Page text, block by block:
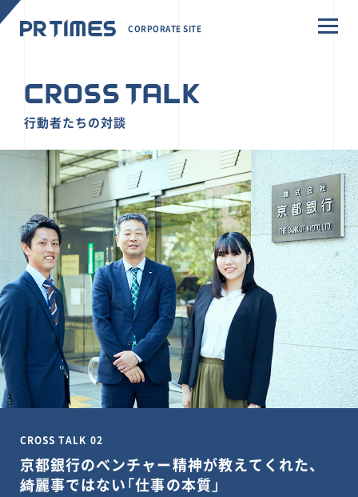
CORPORATE SITE
CROSS TALK
行動者たちの対談
CROSS TALK 02
京都銀行のベンチャー精神が教えてくれた、
綺麗事ではない「仕事の本質」